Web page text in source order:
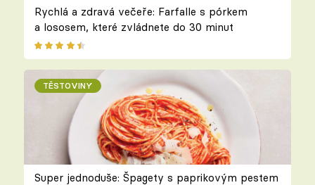
Rychlá a zdravá večeře: Farfalle s pórkem
a lososem, které zvládnete do 30 minut
TĚSTOVINY
Super jednoduše: Špagety s paprikovým pestem